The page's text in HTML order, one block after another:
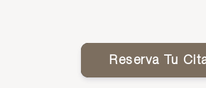
Reserva Tu